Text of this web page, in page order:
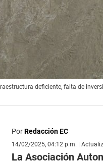
deficiente, falta de
PorRedacción EC
14/02/2025, 04:12 p.m. |
La Asociación